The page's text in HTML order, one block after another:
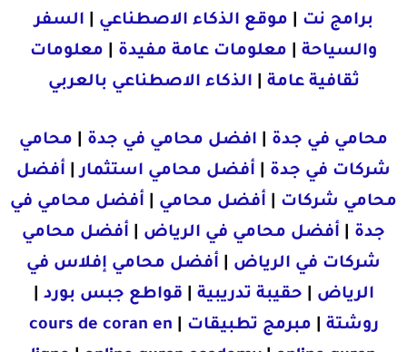
برامج نت
موقع الذكاء الاصطناعي
السفر
والسياحة
معلومات عامة مفيدة
معلومات
ثقافية عامة
الذكاء الاصطناعي بالعربي
محامي في جدة افضل محامي في جدة
محامي
شركات في جدة
أفضل محامي استثمار| أفضل
محامي شركات
أفضل محامي
أفضل محامي في
جدة
أفضل محامي في الرياض
أفضل محامي
شركات في الرياض
أفضل محامي إفلاس في
الرياض
حقيبة تدريبية قواطع جبس بورد
روشتة
مبرمج تطبيقات
cours de coran en